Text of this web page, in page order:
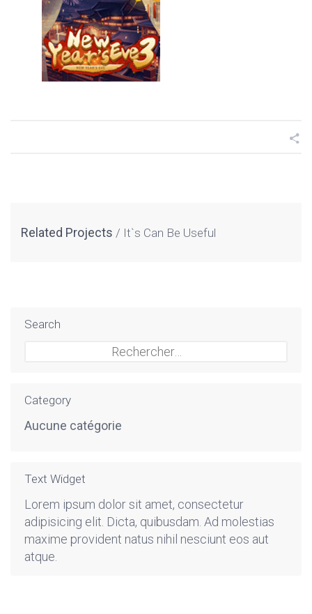
Related Projects It`s Can Be Useful
Search
Category
Aucune catégorie
Text Widget
Lorem ipsum dolor sit amet, consectetur
adipisicing elit. Dicta, quibusdam. Ad molestias
maxime provident natus nihil nesciunt eos aut
atque.